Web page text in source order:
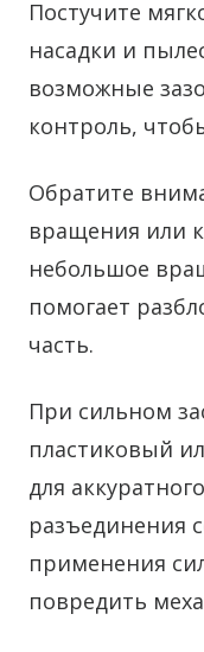
Постучите
насадки и
возможные
контроль,
Обратите
вращения или
небольшое
помогает
часть.
При сильном
пластиковый
для
разъединения
применения
повредить